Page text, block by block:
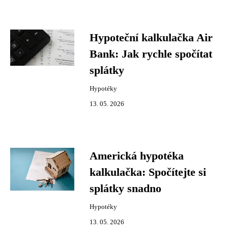
Hypoteční kalkulačka Air
Bank: Jak rychle spočítat
splátky
Hypotéky
13. 05. 2026
Americká hypotéka
kalkulačka: Spočítejte si
splátky snadno
Hypotéky
13. 05. 2026